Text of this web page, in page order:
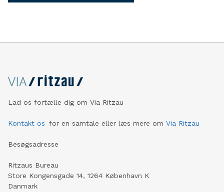
Lad os fortælle dig om Via Ritzau
Kontakt os for en samtale eller læs mere om Via Ritzau
Besøgsadresse
Ritzaus Bureau
Store Kongensgade 14, 1264 København K
Danmark